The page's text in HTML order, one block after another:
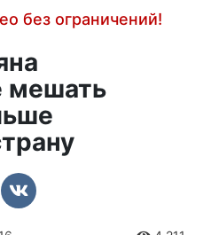
без ограничений!
мешать